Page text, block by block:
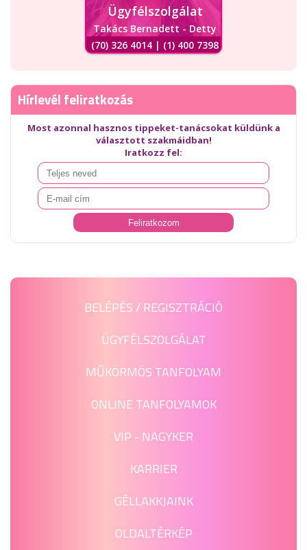
Ügyfélszolgálat
Takács Bernadett - Detty
(70) 326 4014 | (1) 400 7398
Hírlevél feliratkozás
Most azonnal hasznos tippeket-tanácsokat küldünk a
választott szakmáidban!
Iratkozz fel:
BELÉPÉS / REGISZTRÁCIÓ
ÜGYFÉLSZOLGÁLAT
MŰKÖRMÖS TANFOLYAM
ONLINE TANFOLYAMOK
VIP - NAGYKER
KARRIER
GÉLLAKKJAINK
OLDALTÉRKÉP